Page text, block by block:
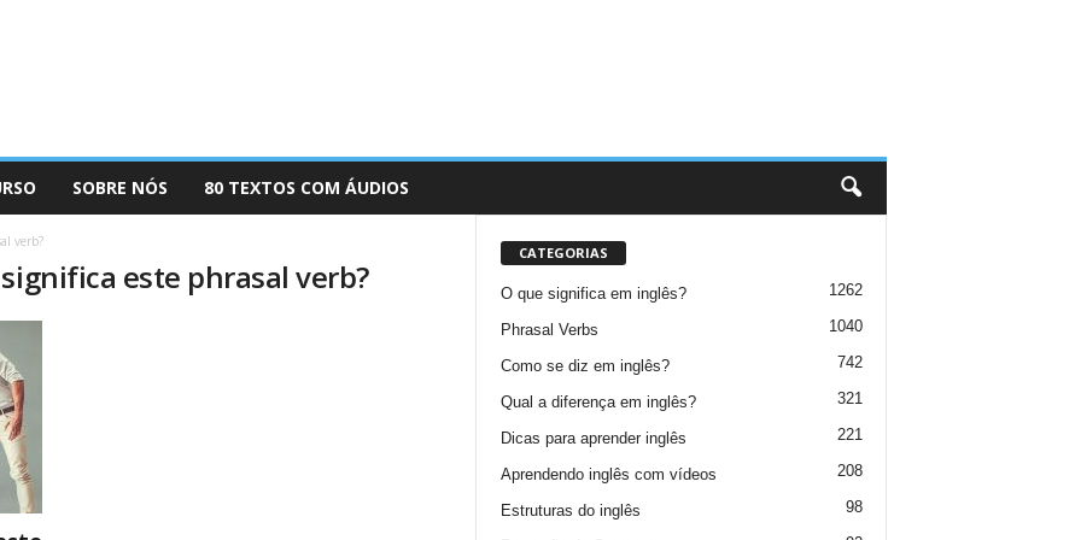
SOBRE NÓS 80 TEXTOS COM ÁUDIOS
verb?
este phrasal verb?
CATEGORIAS
O que significa em inglês? 1262
Phrasal Verbs 1040
Como se diz em inglês? 742
Qual a diferença em inglês? 321
Dicas para aprender inglês 221
Aprendendo inglês com vídeos 208
Estruturas do inglês 98